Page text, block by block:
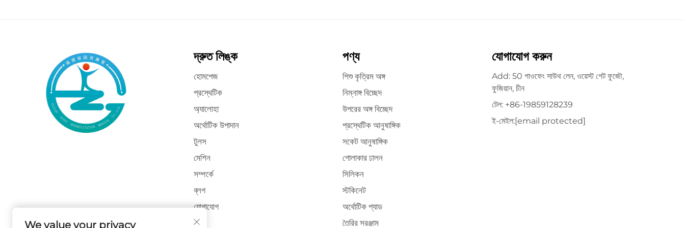
দ্রুত লিঙ্ক
হোমপেজ
প্রস্থেটিক
অ্যালোহা
অর্থোটিক উপাদান
টুলস
মেশিন
সম্পর্কে
ব্লগ
যোগাযোগ
পণ্য
শিশু কৃত্রিম অঙ্গ
নিম্নাঙ্গ বিচ্ছেদ
উপরের অঙ্গ বিচ্ছেদ
প্রস্থেটিক আনুষাঙ্গিক
সকেট আনুষাঙ্গিক
গোলাকার ঢালন
সিলিকন
স্টকিনেট
অর্থোটিক প্যাড
তৈরির সরঞ্জাম
যোগাযোগ করুন
Add: 50 গাওফেং সাউথ লেন, ওয়েস্ট গেট ফুজৌ,
ফুজিয়ান, চীন
টেল: +86-19859128239
ই-মেইল:[email protected]
We value your privacy